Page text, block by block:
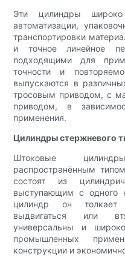
Эти цилиндры
автоматизации,
транспортировки
и точное линейное
подходящими для
точности и
выпускаются в
тросовым приводом, с
приводом, в
применения.
Цилиндры стержневого
Штоковые
распространённым
состоят из
выступающим с одного
цилиндр он толкает
выдвигаться или
универсальны и
промышленных
конструкции и